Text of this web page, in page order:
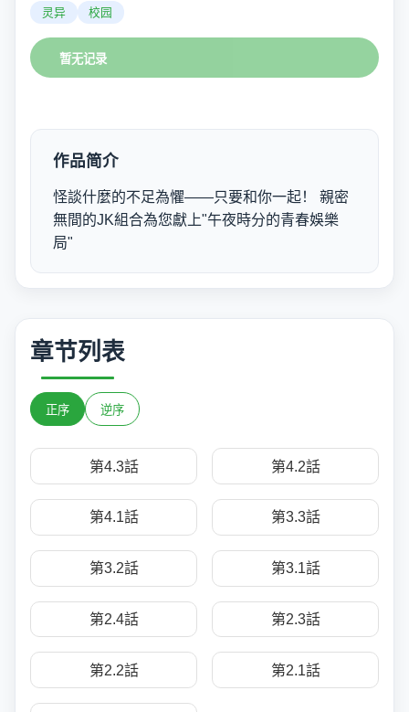
灵异 校园
暂无记录
作品简介
怪談什麼的不足為懼——只要和你一起！ 親密
無間的JK組合為您獻上"午夜時分的青春娛樂
局"
章节列表
正序 逆序
第4.3話 第4.2話
第4.1話 第3.3話
第3.2話 第3.1話
第2.4話 第2.3話
第2.2話 第2.1話